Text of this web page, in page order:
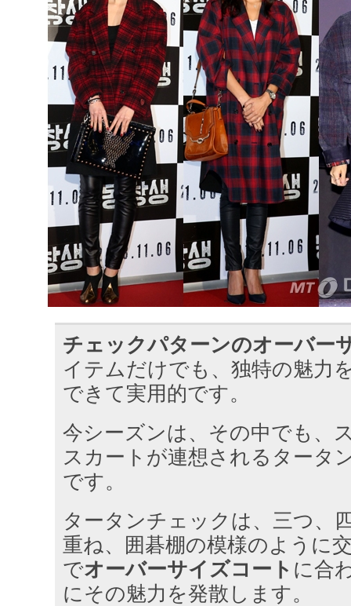
チェックパターンのオーバー
イテムだけでも、独特の魅力
できて実用的です。
今シーズンは、その中でも、
スカートが連想されるタータ
です。
タータンチェックは、三つ、
重ね、囲碁棚の模様のように
でオーバーサイズコート に合
にその魅力を発散します。